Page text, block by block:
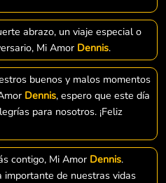
abrazo, un viaje especial o
Mi Amor Dennis.
buenos y malos momentos
Dennis, espero que este día
para nosotros. ¡Feliz
contigo, Mi Amor Dennis.
de nuestras vidas